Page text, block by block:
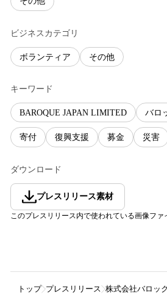
ビジネスカテゴリ
ボランティア その他
キーワード
BAROQUE JAPAN LIMITED バロ
寄付 復興支援 募金 災害
ダウンロード
プレスリリース素材
このプレスリリース内で使われている画像フ
トップ プレスリリース 株式会社バロッ